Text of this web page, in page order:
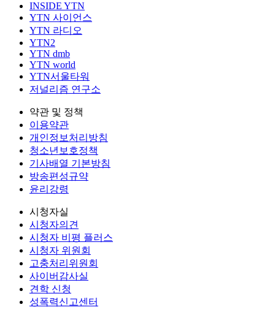
INSIDE YTN
YTN 사이언스
YTN 라디오
YTN2
YTN dmb
YTN world
YTN서울타워
저널리즘 연구소
약관 및 정책
이용약관
개인정보처리방침
청소년보호정책
기사배열 기본방침
방송편성규약
윤리강령
시청자실
시청자의견
시청자 비평 플러스
시청자 위원회
고충처리위원회
사이버감사실
견학 신청
성폭력신고센터